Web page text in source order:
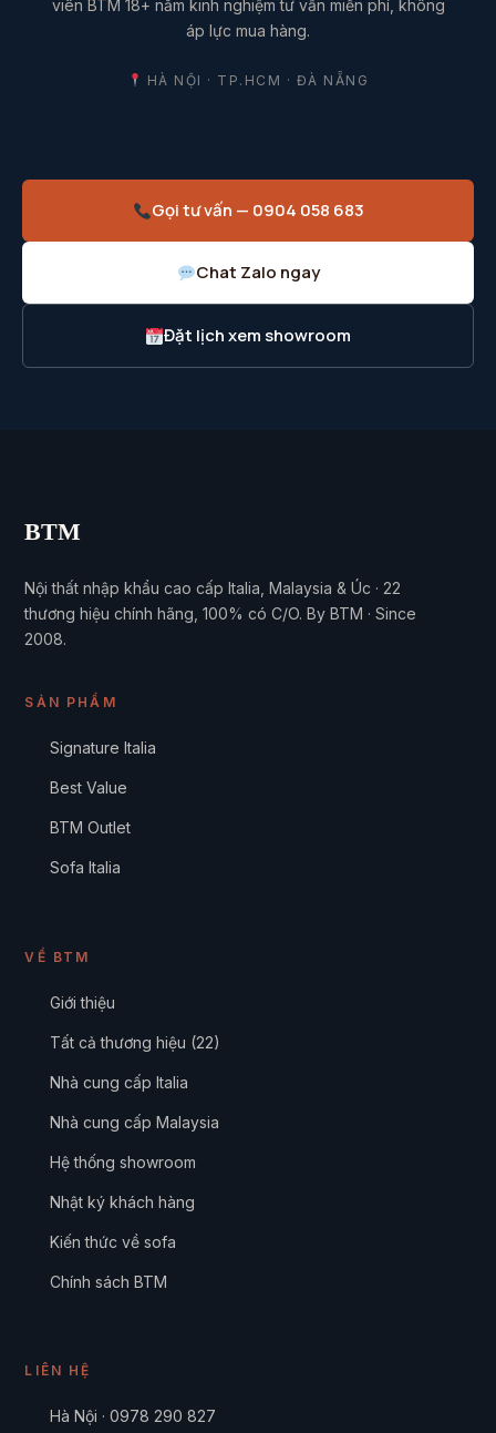
viên BTM 18+ năm kinh nghiệm tư vấn miễn phí, không
áp lực mua hàng.
HÀ NỘI · TP.HCM · ĐÀ NẴNG
Gọi tư vấn — 0904 058 683
Chat Zalo ngay
Đặt lịch xem showroom
BTM
Nội thất nhập khẩu cao cấp Italia, Malaysia & Úc · 22
thương hiệu chính hãng, 100% có C/O. By BTM · Since
2008.
SẢN PHẨM
Signature Italia
Best Value
BTM Outlet
Sofa Italia
VỀ BTM
Giới thiệu
Tất cả thương hiệu (22)
Nhà cung cấp Italia
Nhà cung cấp Malaysia
Hệ thống showroom
Nhật ký khách hàng
Kiến thức về sofa
Chính sách BTM
LIÊN HỆ
Hà Nội · 0978 290 827